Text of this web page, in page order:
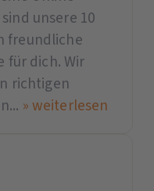
unsere 10
freundliche
für dich. Wir
richtigen
» weiterlesen